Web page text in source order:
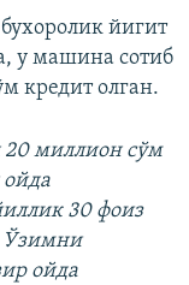
йигит
у машина сотиб
кредит олган.
20 миллион сўм
30 фоиз
Ўзимни
ойда